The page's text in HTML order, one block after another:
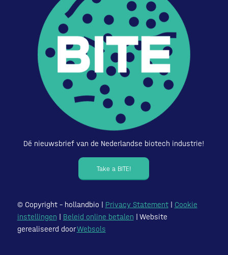
Dé nieuwsbrief van de Nederlandse biotech industrie!
Take a BITE!
© Copyright – hollandbio | Privacy Statement| Cookie
instellingen | Beleid online betalen | Website
gerealiseerd doorWebsols